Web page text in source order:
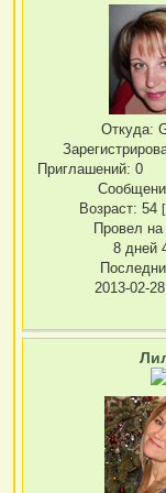
Откуда:
Приглашений: 0
Возраст: 54
Провел
8 дней
2013-02-